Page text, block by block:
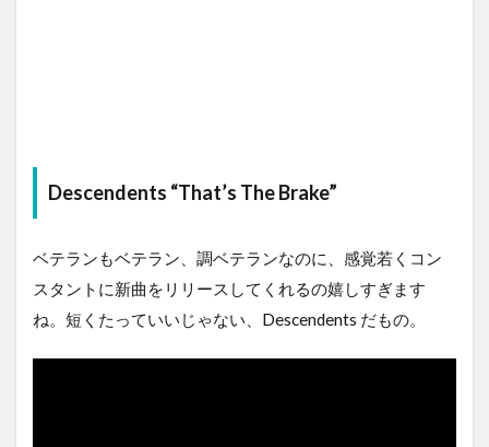
Descendents “That’s The Brake”
ベテランもベテラン、調ベテランなのに、感覚若くコン
スタントに新曲をリリースしてくれるの嬉しすぎます
ね。短くたっていいじゃない、Descendents だもの。